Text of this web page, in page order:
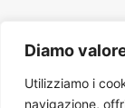
Diamo
Utilizziamo i
navigazione,